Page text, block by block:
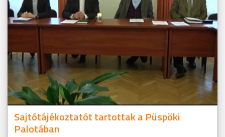
Sajtótájékoztatót tartottak a Püspöki
Palotában